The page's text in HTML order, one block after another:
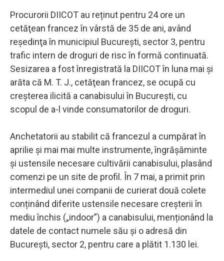
Procurorii DIICOT au reținut pentru 24 ore un
cetăţean francez în vârstă de 35 de ani, având
reşedinţa în municipiul București, sector 3, pentru
trafic intern de droguri de risc în formă continuată.
Sesizarea a fost înregistrată la DIICOT în luna mai și
arăta că M. T. J., cetăţean francez, se ocupă cu
creșterea ilicită a canabisului în București, cu
scopul de a-l vinde consumatorilor de droguri.
Anchetatorii au stabilit că francezul a cumpărat în
aprilie și mai mai multe instrumente, îngrășăminte
și ustensile necesare cultivării canabisului, plasând
comenzi pe un site de profil. În 7 mai, a primit prin
intermediul unei companii de curierat două colete
conținând diferite ustensile necesare creșterii în
mediu închis („indoor”) a canabisului, menționând la
datele de contact numele său şi o adresă din
București, sector 2, pentru care a plătit 1.130 lei.